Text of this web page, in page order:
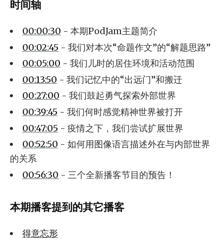
时间轴
00:00:30 - 本期PodJam主题简介
00:02:45 - 我们对本次“命题作文”的“解题思路”
00:05:00 - 我们儿时的居住环境和活动范围
00:13:50 - 我们记忆中的“出远门”和搬迁
00:27:00 - 我们鼓起勇气探索外部世界
00:39:45 - 我们何时感觉精神世界被打开
00:47:05 - 疫情之下，我们尝试扩展世界
00:52:50 - 如何用图像语言描述外在与内部世界
的关系
00:56:30 - 三个全新播客节目的预告！
本期播客提到的其它播客
得意忘形